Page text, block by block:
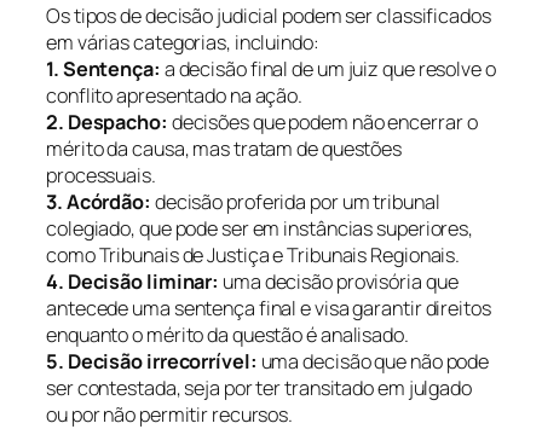
Os tipos de decisão judicial podem ser classificados
em várias categorias, incluindo:
1. Sentença: a decisão final de um juiz que resolve o
conflito apresentado na ação.
2. Despacho: decisões que podem não encerrar o
mérito da causa, mas tratam de questões
processuais.
3. Acórdão: decisão proferida por um tribunal
colegiado, que pode ser em instâncias superiores,
como Tribunais de Justiça e Tribunais Regionais.
4. Decisão liminar: uma decisão provisória que
antecede uma sentença final e visa garantir direitos
enquanto o mérito da questão é analisado.
5. Decisão irrecorrível: uma decisão que não pode
ser contestada, seja por ter transitado em julgado
ou por não permitir recursos.